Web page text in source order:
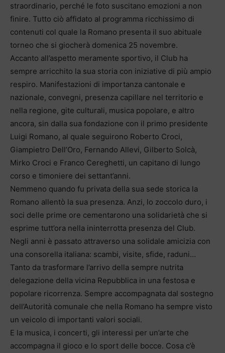
straordinario, perché le foto suscitano emozioni a non
finire. Tutto ciò affidato al programma ricchissimo di
contenuti col quale la Romano presenta il suo abituale
torneo che si giocherà domenica 25 novembre.
Accanto all’aspetto meramente sportivo, il Club ha
sempre arricchito la sua storia con iniziative di più ampio
respiro. Manifestazioni di importanza cantonale e
nazionale, convegni, presenza capillare nel territorio e
nella regione, gite culturali, musica popolare, e altro
ancora, sin dalla sua fondazione con il primo presidente
Luigi Romano, al quale seguirono Roberto Croci,
Giampietro Dell’Oro, Fernando Allevi, Gilberto Solcà,
Mirko Croci e Franco Cereghetti, un capitano di lungo
corso e timoniere dei settant’anni.
Nemmeno quando fu privata della sua sede storica la
Romano allentò la sua presenza. Anzi, lo zoccolo duro, i
soci delle prime ore cementarono una solidarietà che si
esprime tutt’ora nella ininterrotta presenza del Club.
Negli anni è passato attraverso una solidale amicizia con
una consorella italiana: scambi, visite, sfide, raduni…
Tanto da trasformare l’arrivo della sempre nutrita
delegazione della vicina Repubblica in una festosa e
popolare ricorrenza. Sempre accompagnata dal sostegno
dell’Autorità comunale che nella Romano ha sempre visto
un veicolo di importanti valori sociali.
E la musica, i concerti, gli interessi per un’arte che
accompagna il gioco e lo sport delle bocce. Cosa c’è